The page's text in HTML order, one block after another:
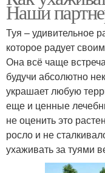
Наши
Туя – удивительное
которое радует
Она всё чаще
будучи абсолютно
украшает любую
еще и ценные
не оценить это
росло и не
ухаживать за туями